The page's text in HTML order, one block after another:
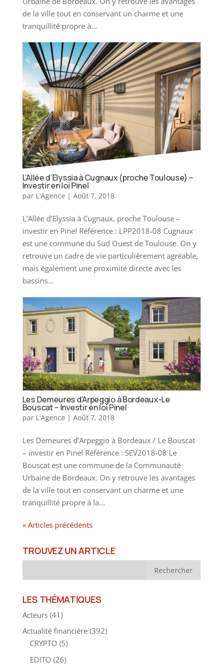
de la ville tout en conservant un charme et une
tranquillité propre à...
L’Allée d’Elyssia à Cugnaux (proche Toulouse) –
Investir en loi Pinel
par L'Agence | Août 7, 2018
L’Allée d’Elyssia à Cugnaux, proche Toulouse –
investir en Pinel Référence : LPP2018-08 Cugnaux
est une commune du Sud Ouest de Toulouse. On y
retrouve un cadre de vie particulièrement agréable,
mais également une proximité directe avec les
bassins...
Les Demeures d’Arpeggio à Bordeaux-Le
Bouscat – Investir en loi Pinel
par L'Agence | Août 7, 2018
Les Demeures d’Arpeggio à Bordeaux / Le Bouscat
– investir en Pinel Référence : SEV2018-08 Le
Bouscat est une commune de la Communauté
Urbaine de Bordeaux. On y retrouve les avantages
de la ville tout en conservant un charme et une
tranquillité propre à la...
« Articles précédents
TROUVEZ UN ARTICLE
LES THÉMATIQUES
Acteurs(41)
Actualité financière(392)
CRYPTO (5)
EDITO (26)